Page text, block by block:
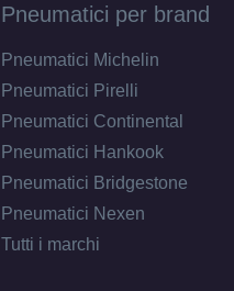
Pneumatici per brand
Pneumatici Michelin
Pneumatici Pirelli
Pneumatici Continental
Pneumatici Hankook
Pneumatici Bridgestone
Pneumatici Nexen
Tutti i marchi